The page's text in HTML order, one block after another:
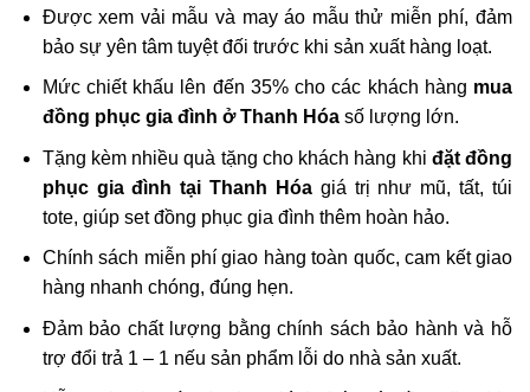
Được xem vải mẫu và may áo mẫu thử miễn phí, đảm
bảo sự yên tâm tuyệt đối trước khi sản xuất hàng loạt.
Mức chiết khấu lên đến 35% cho các khách hàng mua
đồng phục gia đình ở Thanh Hóasố lượng lớn.
Tặng kèm nhiều quà tặng cho khách hàng khi đặt đồng
phục gia đình tại Thanh Hóagiá trị như mũ, tất, túi
tote, giúp set đồng phục gia đình thêm hoàn hảo.
Chính sách miễn phí giao hàng toàn quốc, cam kết giao
hàng nhanh chóng, đúng hẹn.
Đảm bảo chất lượng bằng chính sách bảo hành và hỗ
trợ đổi trả 1 – 1 nếu sản phẩm lỗi do nhà sản xuất.